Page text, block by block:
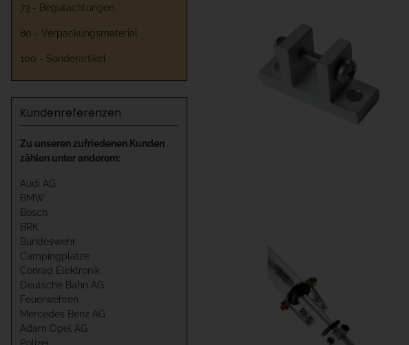
73 - Begutachtungen
80 - Verpackungsmaterial
100 - Sonderartikel
Kundenreferenzen
Zu unseren zufriedenen Kunden
zählen unter anderem:
Audi AG
BMW
Bosch
BRK
Bundeswehr
Campingplätze
Conrad Elektronik
Deutsche Bahn AG
Feuerwehren
Mercedes Benz AG
Adam Opel AG